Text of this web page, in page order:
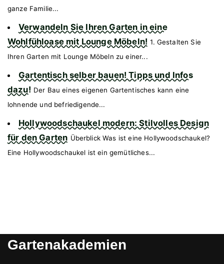
ganze Familie...
Verwandeln Sie Ihren Garten in eine
Wohlfühloase mit Lounge Möbeln! 1. Gestalten Sie
Ihren Garten mit Lounge Möbeln zu einer...
Gartentisch selber bauen! Tipps und Infos
dazu! Der Bau eines eigenen Gartentisches kann eine
lohnende und befriedigende...
Hollywoodschaukel modern: Stilvolles Design
für den Garten Überblick Was ist eine Hollywoodschaukel?
Eine Hollywoodschaukel ist ein gemütliches...
Gartenakademien